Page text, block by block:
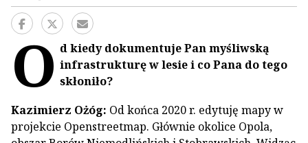
O d kiedy dokumentuje Pan myśliwską
infrastrukturę w lesie i co Pana do tego
skłoniło?
Kazimierz Ożóg: Od końca 2020 r. edytuję mapy w
projekcie Openstreetmap. Głównie okolice Opola,